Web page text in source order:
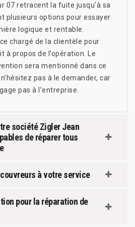
07 retracent la fuite jusqu'à sa
plusieurs options pour essayer
logique et rentable.
chargé de la clientèle pour
à propos de l’opération. Le
sera mentionné dans ce
pas à le demander, car
pas à l’entreprise.
société Zigler Jean
de réparer tous
couvreurs à votre service
pour la réparation de